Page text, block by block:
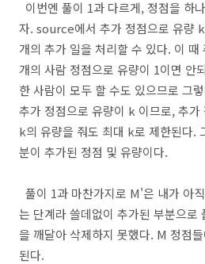
for ( int i = sink; i
min =
        }
for (int i = sink; i
        sum += min;
    }
// [B]
int sumTmp = 0 ;
while
(
) {
int[] parents =
Queue<Integer>
            q.add(source);
이번엔 풀이 1과 다르게, 정점을 하
자. source에서 추가 정점으로 유량
개의 추가 일을 처리할 수 있다. 이
개의 사람 정점으로 유량이 1이면 안
한 사람이 모두 할 수도 있으므로 그
추가 정점으로 유량이 k 이므로, 추
k의 유량을 줘도 최대 k로 제한된다.
분이 추가된 정점 및 유량이다.
풀이 1과 마찬가지로 M'은 내가 아
는 단계라 쓸데없이 추가된 부분으로
을 깨달아 삭제하지 못했다. M 정점
된다.